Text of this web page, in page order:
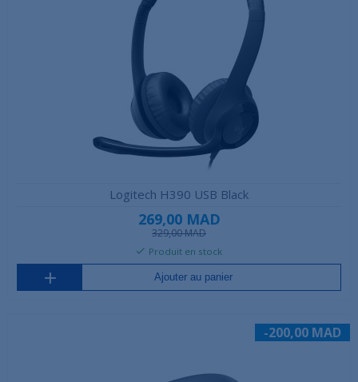
Logitech H390 USB Black
269,00 MAD
329,00 MAD
Produit en stock
Ajouter au panier
-200,00 MAD